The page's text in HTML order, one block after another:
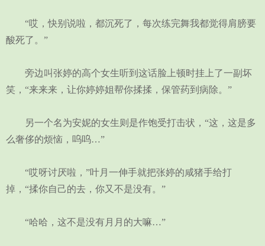
“哎，快别说啦，都沉死了，每次练完舞我都觉得肩膀要
酸死了。”
旁边叫张婷的高个女生听到这话脸上顿时挂上了一副坏
笑，“来来来，让你婷婷姐帮你揉揉，保管药到病除。”
另一个名为安妮的女生则是作饱受打击状，“这，这是多
么奢侈的烦恼，呜呜…”
“哎呀讨厌啦，”叶月一伸手就把张婷的咸猪手给打
掉，“揉你自己的去，你又不是没有。”
“哈哈，这不是没有月月的大嘛…”